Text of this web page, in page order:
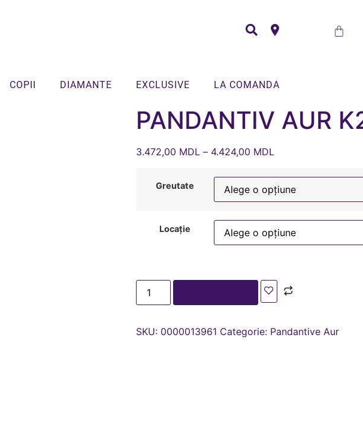
COPII DIAMANTE EXCLUSIVE LA COMANDA
PANDANTIV AUR
3.472,00 MDL – 4.424,00 MDL
Greutate
Locație
SKU: 0000013961 Categorie: Pandantive Aur